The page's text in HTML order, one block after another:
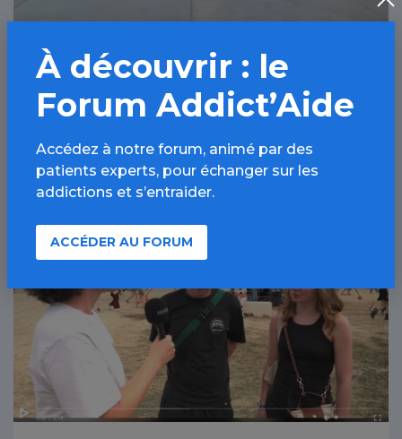
Sommeil et addictions : au cœur de la
prise en charge à l’hôpital Bichat-
Claude-Bernard, AP-HP, Paris 18ème
29 JUIL 2026
À découvrir : le
Forum Addict’Aide
Accédez à notre forum, animé par des
patients experts, pour échanger sur les
addictions et s’entraider.
ACCÉDER AU FORUM